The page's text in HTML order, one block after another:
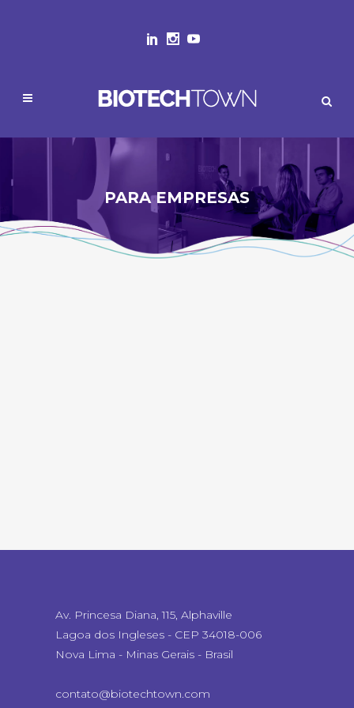
PARA EMPRESAS
Av. Princesa Diana, 115, Alphaville
Lagoa dos Ingleses - CEP 34018-006
Nova Lima - Minas Gerais - Brasil
contato@biotechtown.com